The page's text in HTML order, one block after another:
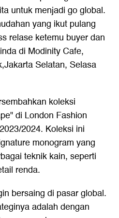
untuk menjadi go global.
yang ikut pulang
relase ketemu buyer dan
di Modinity Cafe,
Selatan, Selasa
koleksi
di London Fashion
2024. Koleksi ini
monogram yang
teknik kain, seperti
renda.
bersaing di pasar global.
adalah dengan